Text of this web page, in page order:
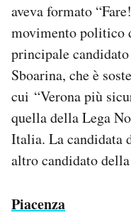
aveva formato
movimento politico
principale
Sboarina, che è
cui “Verona più
quella della Lega
Italia. La candidata
altro candidato
Piacenza